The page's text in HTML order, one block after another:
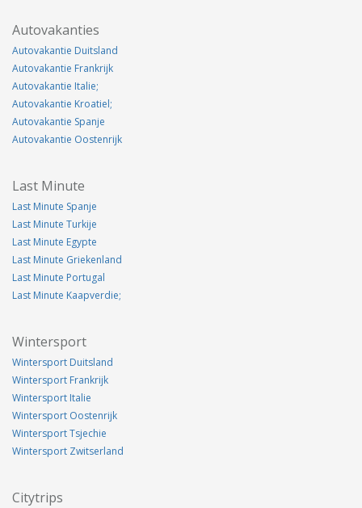
Autovakanties
Autovakantie Duitsland
Autovakantie Frankrijk
Autovakantie Italie;
Autovakantie Kroatiel;
Autovakantie Spanje
Autovakantie Oostenrijk
Last Minute
Last Minute Spanje
Last Minute Turkije
Last Minute Egypte
Last Minute Griekenland
Last Minute Portugal
Last Minute Kaapverdie;
Wintersport
Wintersport Duitsland
Wintersport Frankrijk
Wintersport Italie
Wintersport Oostenrijk
Wintersport Tsjechie
Wintersport Zwitserland
Citytrips